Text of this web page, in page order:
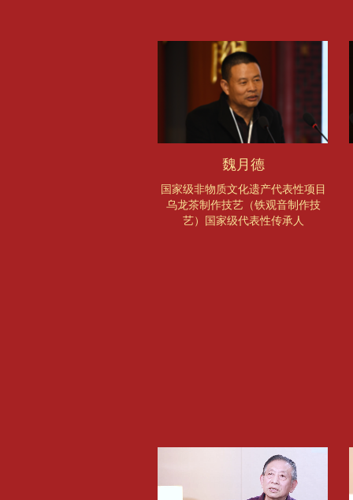
魏月德
国家级非物质文化遗产代表性项目
乌龙茶制作技艺（铁观音制作技
艺）国家级代表性传承人